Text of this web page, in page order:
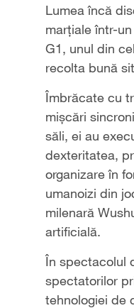
Lumea încă
marțiale într-
G1, unul din
recolta bună
Îmbrăcate cu
mișcări
săli, ei au
dexteritatea,
organizare în
umanoizi din
milenară
artificială.
În spectacolul
spectatorilor
tehnologiei de